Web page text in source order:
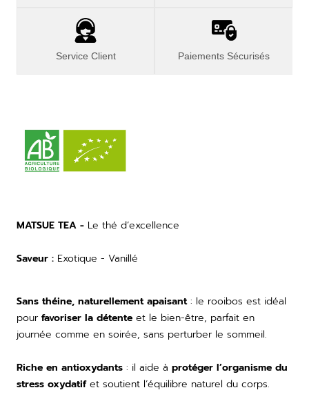
Service Client Paiements Sécurisés
MATSUE TEA - Le thé d’excellence
Saveur : Exotique - Vanillé
Sans théine, naturellement apaisant: le rooibos est idéal
pour favoriser la détente et le bien-être, parfait en
journée comme en soirée, sans perturber le sommeil.
Riche en antioxydants : il aide à protéger l’organisme du
stress oxydatifet soutient l’équilibre naturel du corps.